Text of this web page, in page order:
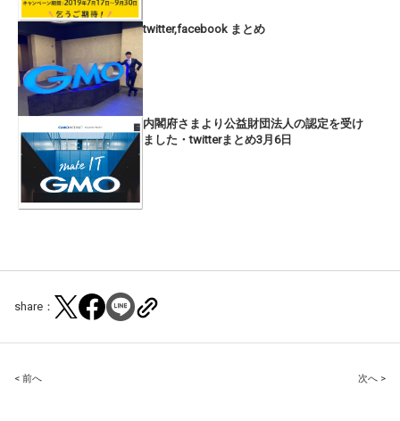
twitter,facebook まとめ
内閣府さまより公益財団法人の認定を受け
ました・twitterまとめ3月6日
share：
Post
< 前へ 次へ >